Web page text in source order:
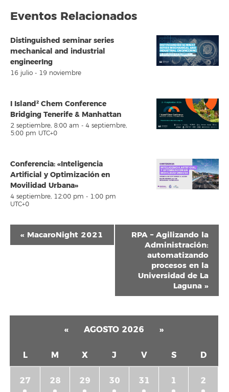
Eventos Relacionados
Distinguished seminar series
mechanical and industrial
engineerIng
16 julio - 19 noviembre
I Island² Chem Conference
Bridging Tenerife & Manhattan
2 septiembre, 8:00 am - 4 septiembre,
5:00 pm UTC+0
Conferencia: «Inteligencia
Artificial y Optimización en
Movilidad Urbana»
4 septiembre, 12:00 pm - 1:00 pm
UTC+0
Navegación
del
« MacaroNight 2021
RPA – Agilizando la
Administración:
automatizando
procesos en la
Universidad de La
Laguna »
« AGOSTO 2026 »
L M X J V S D
27 28 29 30 31 1 2